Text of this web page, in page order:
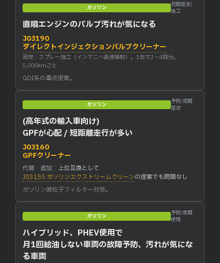
ガソリン
初期症状/
施工
直噴エンジンのバルブ汚れが気になる
J03190
ダイレクトインジェクションバルブクリーナー
目安：スプレー施工（インマニへ直接噴射）。1缶で2〜4回分。
5,000kmごと
GDI系の重点提案。
ガソリン
予防/初期
症状
(高年式の輸入車向け)
GPFが心配 / 短距離走行が多い
J03160
GPFクリーナー
代替・追加： 上位互換として
J03155 ガソリンエクストリームクリーンの提案でも問題なし
ガソリン微粒子フィルター対策。
ガソリン
予防/定期
使用
ハイブリッド、PHEV使用で
月1回給油しない車両の故障予防、汚れが気にな
る車両